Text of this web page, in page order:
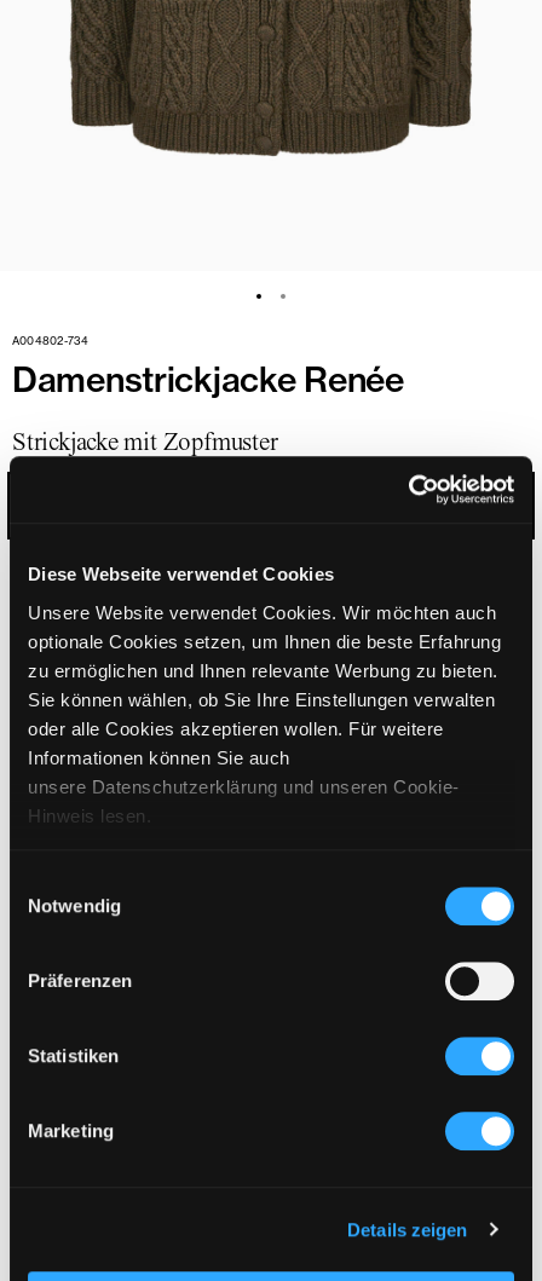
Diese Webseite verwendet Cookies
Unsere Website verwendet Cookies. Wir möchten auch
optionale Cookies setzen, um Ihnen die beste Erfahrung
zu ermöglichen und Ihnen relevante Werbung zu bieten.
Sie können wählen, ob Sie Ihre Einstellungen verwalten
oder alle Cookies akzeptieren wollen. Für weitere
Informationen können Sie auch
unsere Datenschutzerklärung und unseren Cookie-
Hinweis lesen.
Notwendig
Präferenzen
Statistiken
Marketing
Details zeigen
A004802-734
Damenstrickjacke Renée
Strickjacke mit Zopfmuster
GRÖSSE WÄHLEN
369 inkl. MwSt. / exkl. Versand
BITTE WÄHLEN SIE EINE GRÖSSE AUS
IN DEN WARENKORB
GRÖSSENANGABEN
PFLEGEHINWEISE